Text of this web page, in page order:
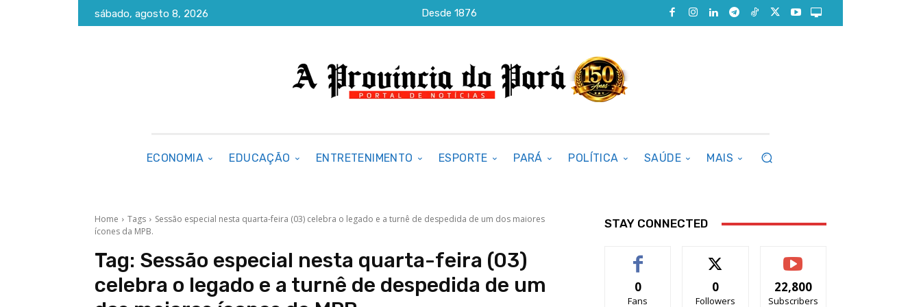
sábado, agosto 8, 2026 Desde 1876
ECONOMIA EDUCAÇÃO ENTRETENIMENTO ESPORTE PARÁ POLÍTICA SAÚDE MAIS
Home Tags
Sessão especial nesta quarta-feira (03) celebra o legado e a turnê de despedida de um dos maiores
ícones da MPB.
Tag: Sessão especial nesta quarta-feira (03)
celebra o legado e a turnê de despedida de um
STAY CONNECTED
0
Fans
0
Followers
22,800
Subscribers